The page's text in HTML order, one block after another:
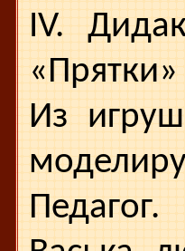
IV.
«Прятки»
Из